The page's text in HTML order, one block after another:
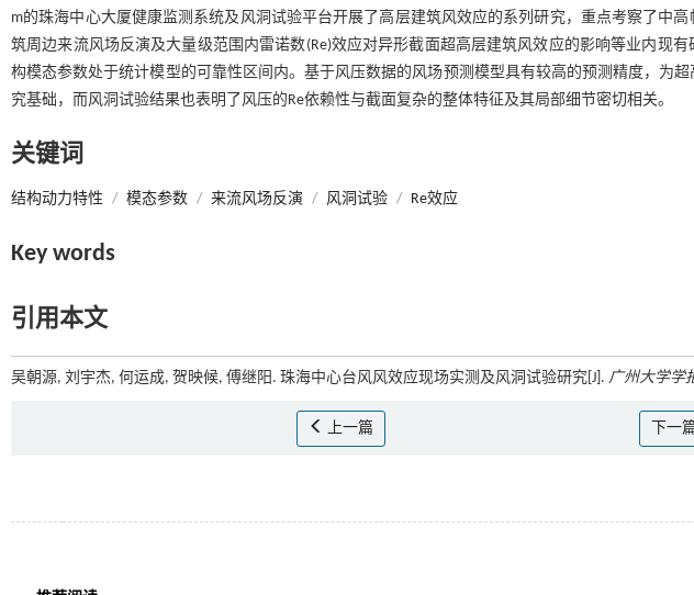
m的珠海中心大厦健康监测系统及风洞试验平台开展了高层建筑风效应的系列研究，重点考察了中
筑周边来流风场反演及大量级范围内雷诺数(Re)效应对异形截面超高层建筑风效应的影响等业内现
构模态参数处于统计模型的可靠性区间内。基于风压数据的风场预测模型具有较高的预测精度，为
究基础，而风洞试验结果也表明了风压的Re依赖性与截面复杂的整体特征及其局部细节密切相关。
关键词
结构动力特性 / 模态参数 / 来流风场反演 / 风洞试验 / Re效应
Key words
引用本文
吴朝源, 刘宇杰, 何运成, 贺映候, 傅继阳. 珠海中心台风风效应现场实测及风洞试验研究[J]. 广州大学学
上一篇 下一